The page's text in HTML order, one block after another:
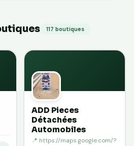
117 boutiques
ADD Pieces
Détachées
Automobiles
📍 https://maps.google.com/?